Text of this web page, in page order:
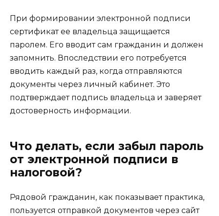
При формировании электронной подписи
сертификат ее владельца защищается
паролем. Его вводит сам гражданин и должен
запомнить. Впоследствии его потребуется
вводить каждый раз, когда отправляются
документы через личный кабинет. Это
подтверждает подпись владельца и заверяет
достоверность информации.
Что делать, если забыл пароль
от электронной подписи в
налоговой?
Рядовой гражданин, как показывает практика,
пользуется отправкой документов через сайт